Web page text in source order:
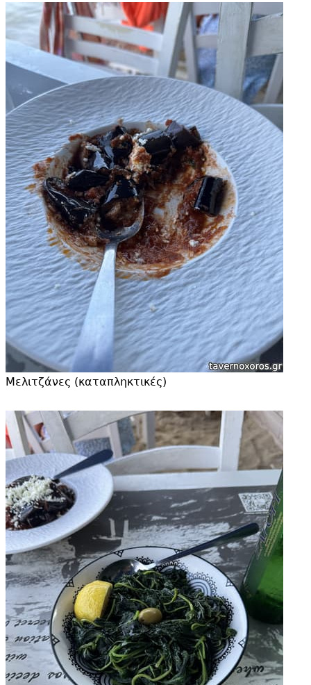
Μελιτζάνες (καταπληκτικές)